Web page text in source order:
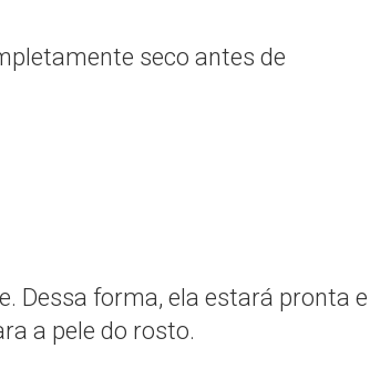
seco antes de
Dessa forma, ela estará pronta e
a pele do rosto.